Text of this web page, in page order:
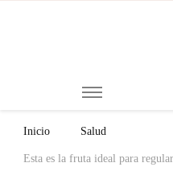
Inicio Salud
Esta es la fruta ideal para